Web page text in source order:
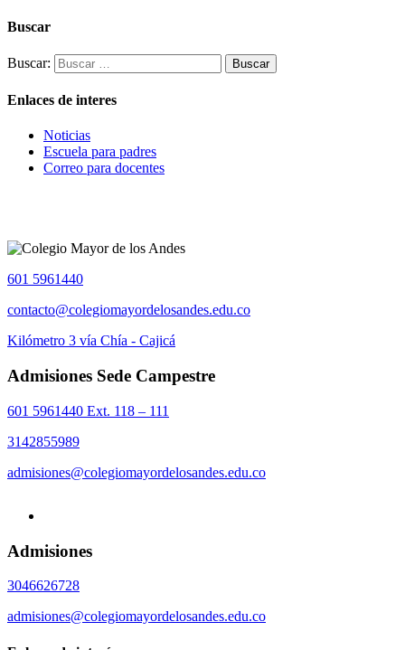
Buscar
Buscar:
Enlaces de interes
Noticias
Escuela para padres
Correo para docentes
601 5961440
contacto@colegiomayordelosandes.edu.co
Kilómetro 3 vía Chía - Cajicá
Admisiones Sede Campestre
601 5961440 Ext. 118 – 111
3142855989
admisiones@colegiomayordelosandes.edu.co
Admisiones
3046626728
admisiones@colegiomayordelosandes.edu.co